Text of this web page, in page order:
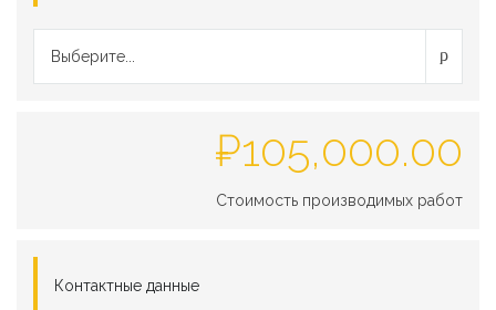
Выберите...
₽105,000.00
Стоимость производимых работ
Контактные данные